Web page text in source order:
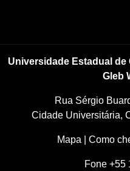
Universidade Estadual
Gleb
Rua Sérgio
Cidade Universitária,
Mapa Como
Fone +55